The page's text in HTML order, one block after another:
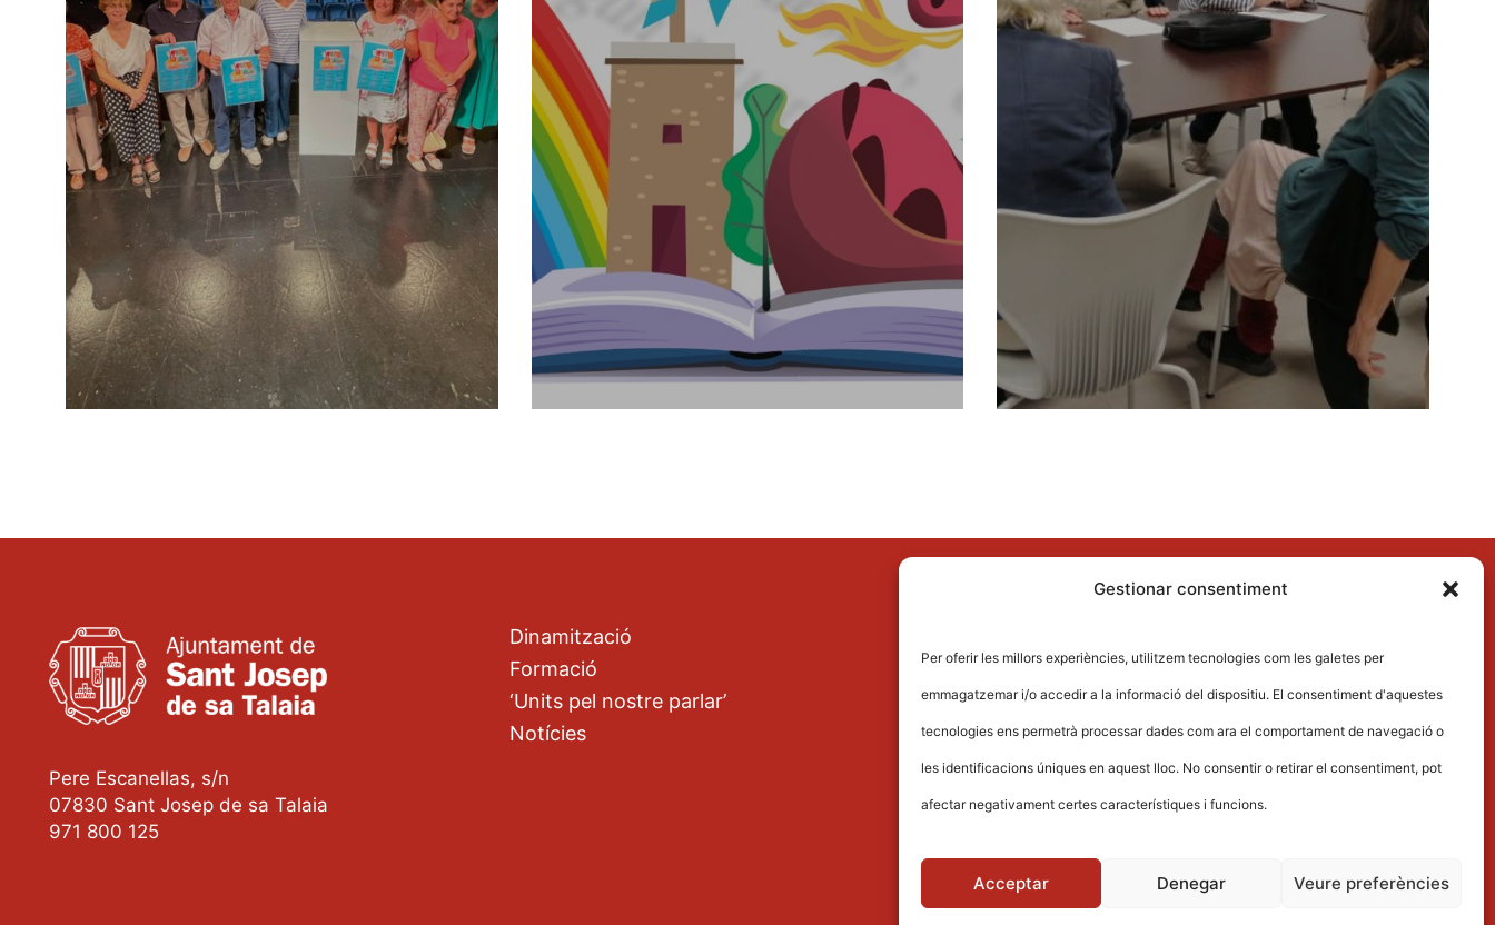
Gestionar consentiment
Per oferir les millors experiències, utilitzem tecnologies com les galetes per
emmagatzemar i/o accedir a la informació del dispositiu. El consentiment d'aquestes
tecnologies ens permetrà processar dades com ara el comportament de navegació o
les identificacions úniques en aquest lloc. No consentir o retirar el consentiment, pot
afectar negativament certes característiques i funcions.
Acceptar Denegar Veure preferències
Pere Escanellas, s/n
07830 Sant Josep de sa Talaia
971 800 125
Dinamització
Formació
‘Units pel nostre parlar’
Notícies
Avís legal
Política de privacitat